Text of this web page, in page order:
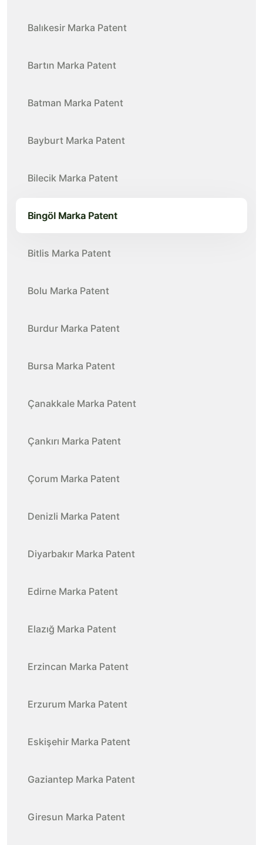
Balıkesir Marka Patent
Bartın Marka Patent
Batman Marka Patent
Bayburt Marka Patent
Bilecik Marka Patent
Bingöl Marka Patent
Bitlis Marka Patent
Bolu Marka Patent
Burdur Marka Patent
Bursa Marka Patent
Çanakkale Marka Patent
Çankırı Marka Patent
Çorum Marka Patent
Denizli Marka Patent
Diyarbakır Marka Patent
Edirne Marka Patent
Elazığ Marka Patent
Erzincan Marka Patent
Erzurum Marka Patent
Eskişehir Marka Patent
Gaziantep Marka Patent
Giresun Marka Patent